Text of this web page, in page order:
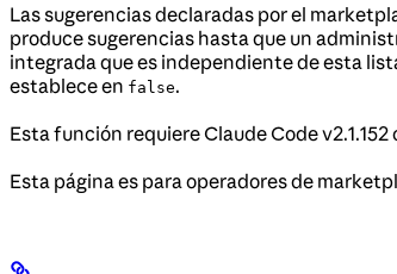
Las sugerencias declaradas por el
produce sugerencias hasta que un
integrada que es independiente de esta
establece en false.
Esta función requiere Claude Code
Esta página es para operadores de